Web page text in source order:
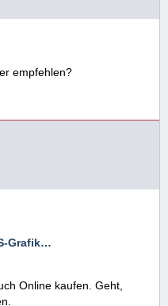
empfehlen?
Grafik…
Online kaufen. Geht,